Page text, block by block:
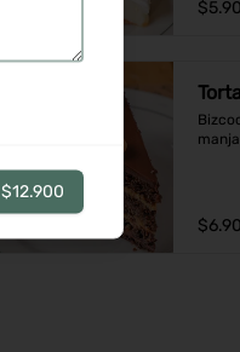
$12.900